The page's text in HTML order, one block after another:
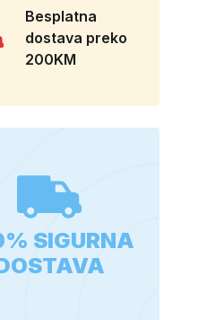
Besplatna
dostava preko
200KM
SIGURNA